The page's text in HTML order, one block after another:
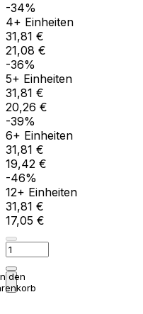
-34%
4+ Einheiten
31,81 €
21,08 €
-36%
5+ Einheiten
31,81 €
20,26 €
-39%
6+ Einheiten
31,81 €
19,42 €
-46%
12+ Einheiten
31,81 €
17,05 €
den